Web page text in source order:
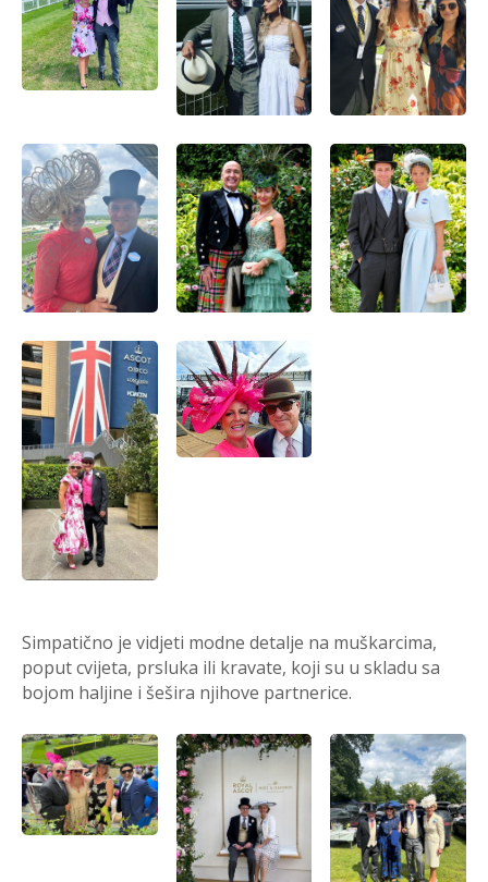
Simpatično je vidjeti modne detalje na muškarcima,
poput cvijeta, prsluka ili kravate, koji su u skladu sa
bojom haljine i šešira njihove partnerice.